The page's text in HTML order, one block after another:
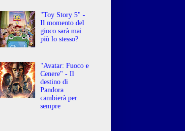
"Toy Story 5" -
Il momento del
gioco sarà mai
più lo stesso?
"Avatar: Fuoco e
Cenere" - Il
destino di
Pandora
cambierà per
sempre